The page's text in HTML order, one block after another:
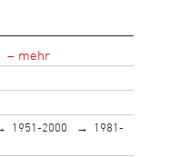
1951-2000
1981-